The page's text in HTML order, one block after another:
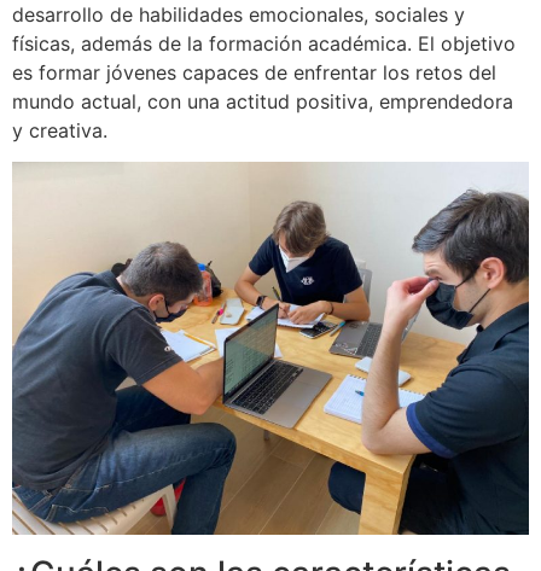
desarrollo de habilidades emocionales, sociales y
físicas, además de la formación académica. El objetivo
es formar jóvenes capaces de enfrentar los retos del
mundo actual, con una actitud positiva, emprendedora
y creativa.